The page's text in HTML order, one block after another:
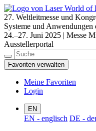
27. Weltleitmesse und
Systeme und Anwendungen
24.–27. Juni 2025 | Messe
Ausstellerportal
Favoriten verwalten
Meine Favoriten
Login
EN
EN - englisch DE -